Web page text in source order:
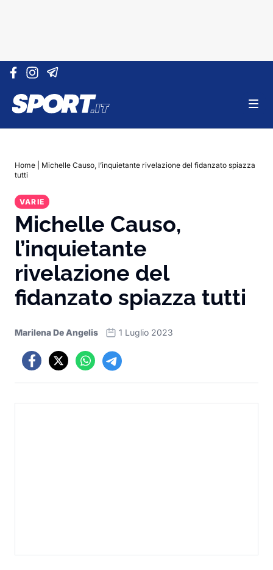
Vai al contenuto
Home
Michelle Causo, l’inquietante rivelazione del fidanzato spiazza
tutti
VARIE
Michelle Causo,
l’inquietante
rivelazione del
fidanzato spiazza tutti
Marilena De Angelis 1 Luglio 2023